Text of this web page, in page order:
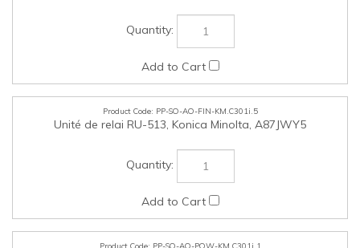
Filtre électronique pour diagnostic ESP – 120V/15A, Konica
Minolta, XGPCS15DKM
PP-SO-AO-FAX-KM.C301i.1
de télécopieur 3 et 4), trousse d'installation MK-742 requise,